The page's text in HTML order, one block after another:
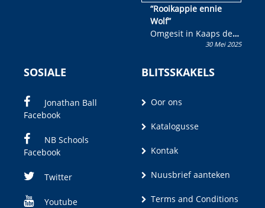
“Rooikappie ennie
Wolf”
Omgesit in Kaaps deur
Olivia M. Coetzee30 Mei 2025
SOSIALE
Jonathan Ball
Facebook
NB Schools
Facebook
Twitter
Youtube
BLITSSKAKELS
Oor ons
Katalogusse
Kontak
Nuusbrief aanteken
Terms and Conditions